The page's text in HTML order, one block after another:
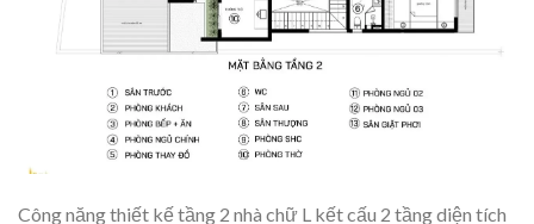
Công năng thiết kế tầng 2 nhà chữ L kết cấu 2 tầng diện tích